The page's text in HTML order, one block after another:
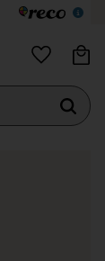
Suosikit